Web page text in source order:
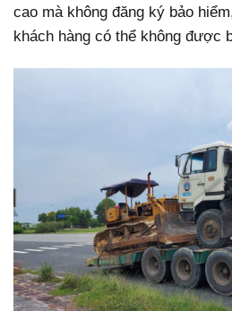
cao mà không đăng ký bảo
khách hàng có thể không được